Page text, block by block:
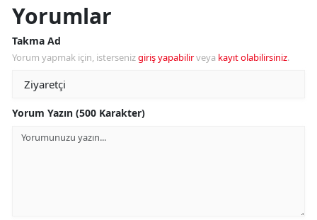
Yorumlar
Takma Ad
Yorum yapmak için, istersenizgiriş yapabilirveya kayıt olabilirsiniz.
Yorum Yazın (500 Karakter)